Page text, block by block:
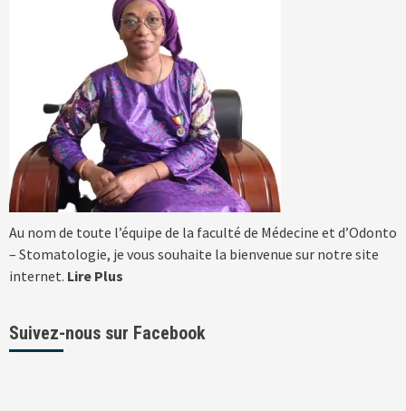
Au nom de toute l’équipe de la faculté de Médecine et d’Odonto
– Stomatologie, je vous souhaite la bienvenue sur notre site
internet. Lire Plus
Suivez-nous sur Facebook